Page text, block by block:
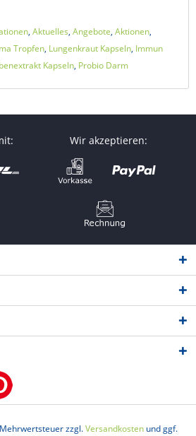
, Aktuelles, Angebote, Aktionen,
Tropfen, Lungenkraut Kapseln, Immun
Kapseln, Probio Darm
Wir akzeptieren:
zzgl.Versandkosten und ggf.